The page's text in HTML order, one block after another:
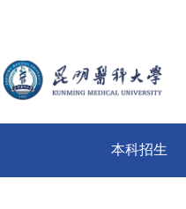
本科招生